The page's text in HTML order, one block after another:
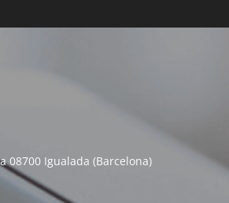
08700 Igualada (Barcelona)